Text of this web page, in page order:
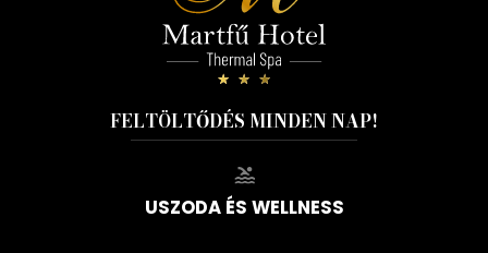
FELTÖLTŐDÉS MINDEN NAP!
USZODA ÉS WELLNESS